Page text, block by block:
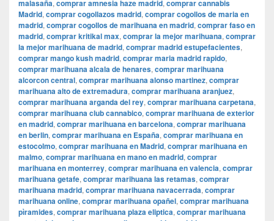
malasaña, comprar amnesia haze madrid, comprar cannabis
Madrid, comprar cogollazos madrid, comprar cogollos de maria en
madrid, comprar cogollos de marihuana en madrid, comprar faso en
madrid, comprar kritikal max, comprar la mejor marihuana, comprar
la mejor marihuana de madrid, comprar madrid estupefacientes,
comprar mango kush madrid, comprar maria madrid rapido,
comprar marihuana alcala de henares, comprar marihuana
alcorcon central, comprar marihuana alonso martinez, comprar
marihuana alto de extremadura, comprar marihuana aranjuez,
comprar marihuana arganda del rey, comprar marihuana carpetana,
comprar marihuana club cannabico, comprar marihuana de exterior
en madrid, comprar marihuana en barcelona, comprar marihuana
en berlin, comprar marihuana en España, comprar marihuana en
estocolmo, comprar marihuana en Madrid, comprar marihuana en
malmo, comprar marihuana en mano en madrid, comprar
marihuana en monterrey, comprar marihuana en valencia, comprar
marihuana getafe, comprar marihuana las retamas, comprar
marihuana madrid, comprar marihuana navacerrada, comprar
marihuana online, comprar marihuana opañel, comprar marihuana
pìramides, comprar marihuana plaza eliptica, comprar marihuana